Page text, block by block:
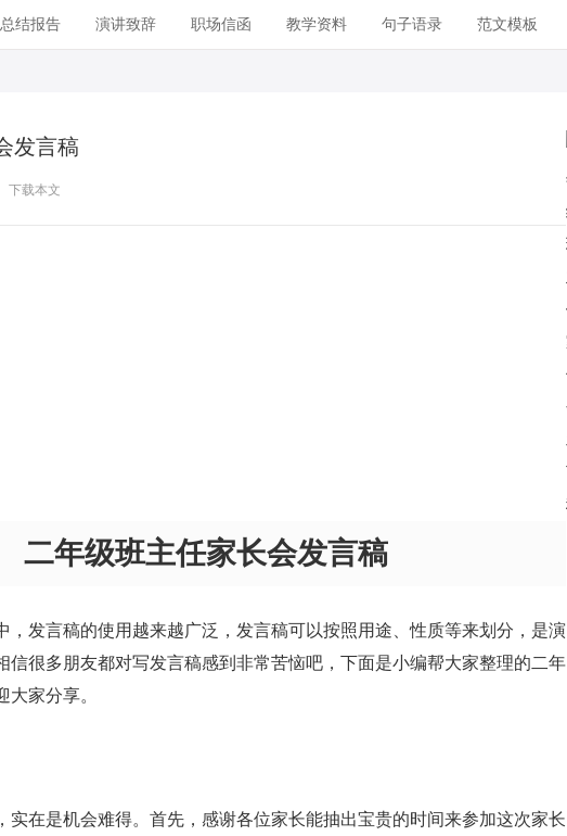
总结报告 演讲致辞 职场信函 教学资料 句子语录 范文模板
发言稿
下载本文
二年级班主任家长会发言稿
，发言稿的使用越来越广泛，发言稿可以按照用途、性质等来划分，是演
信很多朋友都对写发言稿感到非常苦恼吧，下面是小编帮大家整理的二年
家分享。
实在是机会难得。首先，感谢各位家长能抽出宝贵的时间来参加这次家长